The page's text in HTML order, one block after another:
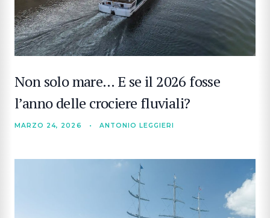
Non solo mare… E se il 2026 fosse
l’anno delle crociere fluviali?
MARZO 24, 2026 • ANTONIO LEGGIERI